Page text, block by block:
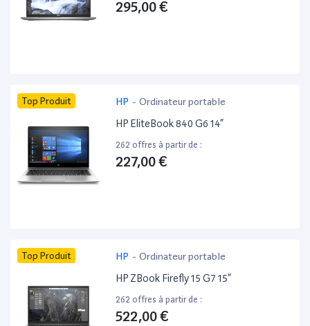
295,00 €
Top Produit HP - Ordinateur portable
HP EliteBook 840 G6 14”
262 offres à partir de :
227,00 €
Top Produit HP - Ordinateur portable
HP ZBook Firefly 15 G7 15”
262 offres à partir de :
522,00 €